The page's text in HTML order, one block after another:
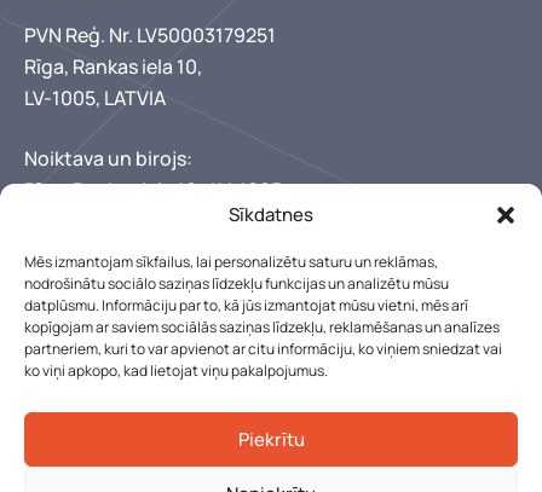
Sīkdatnes
Mēs izmantojam sīkfailus, lai personalizētu saturu un reklāmas,
nodrošinātu sociālo saziņas līdzekļu funkcijas un analizētu mūsu
datplūsmu. Informāciju par to, kā jūs izmantojat mūsu vietni, mēs arī
kopīgojam ar saviem sociālās saziņas līdzekļu, reklamēšanas un analīzes
partneriem, kuri to var apvienot ar citu informāciju, ko viņiem sniedzat vai
ko viņi apkopo, kad lietojat viņu pakalpojumus.
Piekrītu
PVN Reģ. Nr. LV50003179251
Rīga, Rankas iela 10,
LV-1005, LATVIA
Noiktava un birojs:
Rīga, Rankas iela 10,, LV-1005
+371 29150222
lebens@lebens.lv
Mūsu darba laiks
Pirmdiena - piektdiena: 8:00 - 17:00